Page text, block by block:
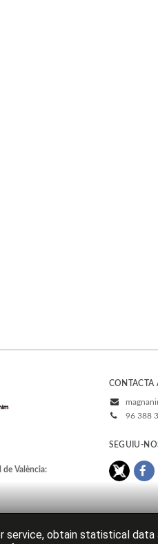
de València:
CONTACTA
96 388
SEGUIU-
obtain statistical data